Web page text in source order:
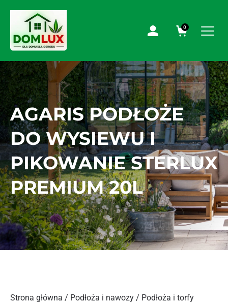
0
AGARIS PODŁOŻE
DO WYSIEWU I
PIKOWANIE STERLUX
PREMIUM 20L
Strona główna / Podłoża i nawozy / Podłoża i torfy